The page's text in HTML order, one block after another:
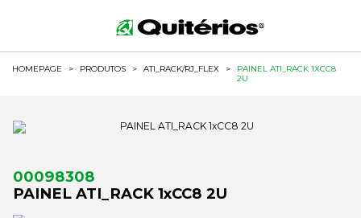
HOMEPAGE > PRODUTOS > ATI_RACK/RJ_FLEX >
PAINEL ATI_RACK 1XCC8
2U
00098308
PAINEL ATI_RACK 1xCC8 2U